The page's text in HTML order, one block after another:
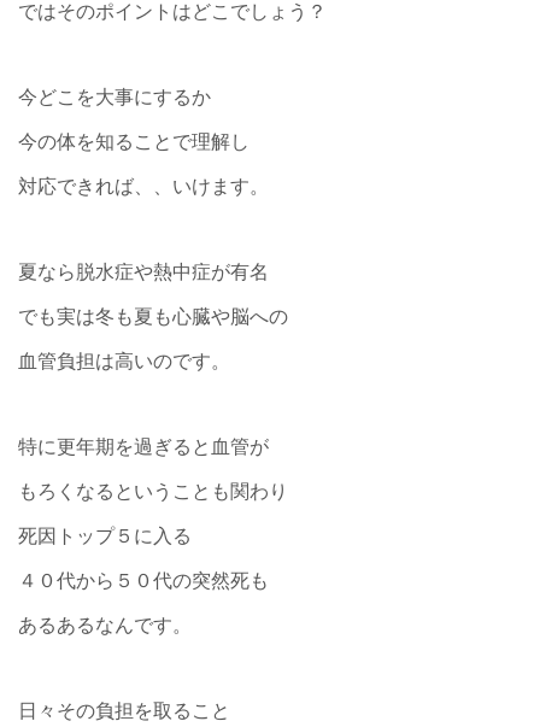
ではそのポイントはどこでしょう？
今どこを大事にするか
今の体を知ることで理解し
対応できれば、、いけます。
夏なら脱水症や熱中症が有名
でも実は冬も夏も心臓や脳への
血管負担は高いのです。
特に更年期を過ぎると血管が
もろくなるということも関わり
死因トップ５に入る
４０代から５０代の突然死も
あるあるなんです。
日々その負担を取ること